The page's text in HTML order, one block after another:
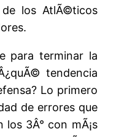
los AtlÃ©ticos
para terminar la
tendencia
Lo primero
de errores que
3Â° con mÃ¡s